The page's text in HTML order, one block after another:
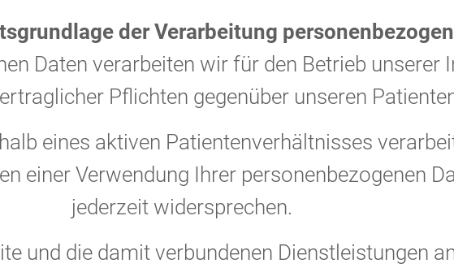
der Verarbeitung
Daten verarbeiten wir für den Betrieb unserer
Pflichten gegenüber unseren
eines aktiven Patientenverhältnisses
einer Verwendung Ihrer personenbezogenen
jederzeit widersprechen.
und die damit verbundenen Dienstleistungen